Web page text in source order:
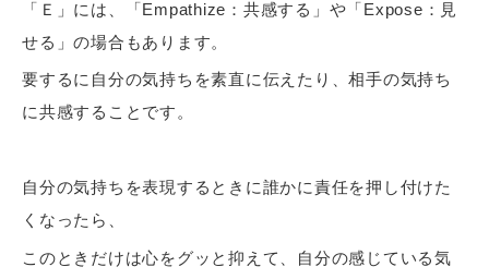
「Ｅ」には、「Empathize：共感する」や「Expose：見
せる」の場合もあります。
要するに自分の気持ちを素直に伝えたり、相手の気持ち
に共感することです。
自分の気持ちを表現するときに誰かに責任を押し付けた
くなったら、
このときだけは心をグッと抑えて、自分の感じている気